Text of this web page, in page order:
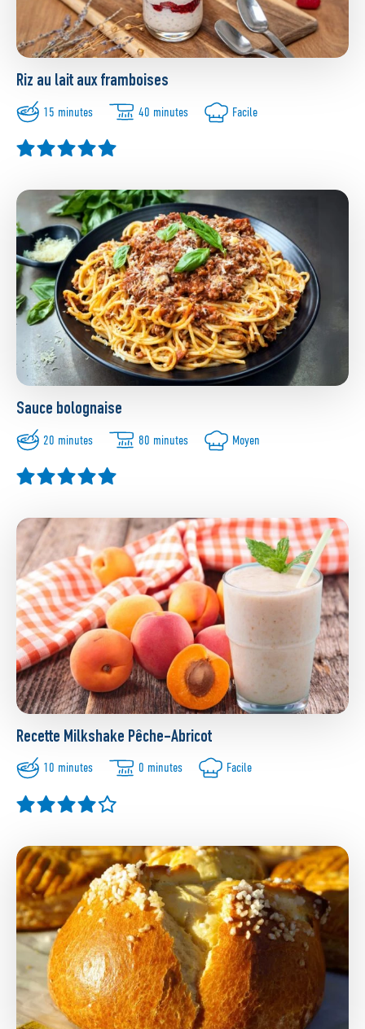
Riz au lait aux framboises
15 minutes 40 minutes Facile
Sauce bolognaise
20 minutes 80 minutes Moyen
Recette Milkshake Pêche-Abricot
10 minutes 0 minutes Facile